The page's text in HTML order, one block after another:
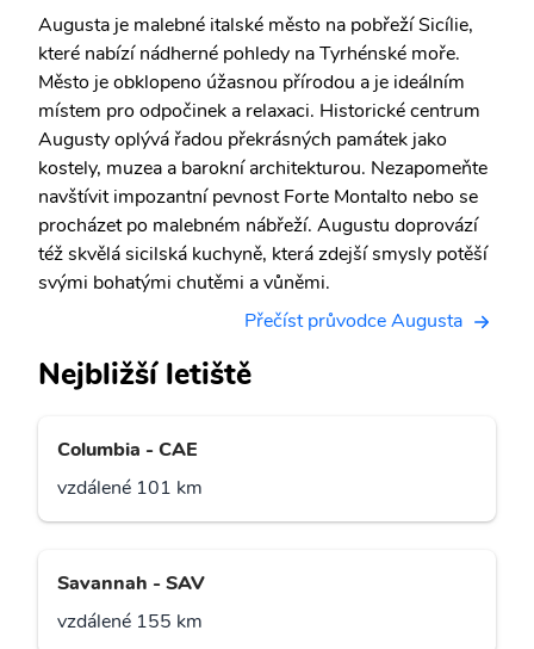
Augusta je malebné italské město na pobřeží Sicílie,
které nabízí nádherné pohledy na Tyrhénské moře.
Město je obklopeno úžasnou přírodou a je ideálním
místem pro odpočinek a relaxaci. Historické centrum
Augusty oplývá řadou překrásných památek jako
kostely, muzea a barokní architekturou. Nezapomeňte
navštívit impozantní pevnost Forte Montalto nebo se
procházet po malebném nábřeží. Augustu doprovází
též skvělá sicilská kuchyně, která zdejší smysly potěší
svými bohatými chutěmi a vůněmi.
Přečíst průvodce Augusta
Nejbližší letiště
Columbia - CAE
vzdálené 101 km
Savannah - SAV
vzdálené 155 km